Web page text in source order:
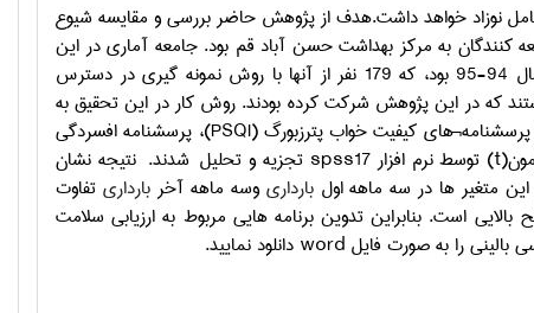
نوزاد خواهد داشت.هدف از پژوهش حاضر بررسی و مقایسه شیوع
کنندگان به مرکز بهداشت حسن آباد قم بود. جامعه آماري در این
زنان باردار مراجعه کننده به مرکز بهداشت حسن آباد قم در سال 94-95 بود، که 179 نفر از آنها با روش نمونه گیری در دسترس
که در این پژوهش شرکت کرده بودند. روش کار در این تحقیق به
کیفیت خواب پترزبورگ (PSQI)، پرسشنامه افسردگی
t) توسط نرم افزار 17 spss تجزيه و تحليل شدند. نتیجه نشان
متغیر ها در سه ماهه اولبارداریوسه ماهه آخربارداری تفاوت
است. بنابراین تدوین برنامه هایی مربوط به ارزیابی سلامت
بالینی را به صورت فایل word دانلود نمایید.